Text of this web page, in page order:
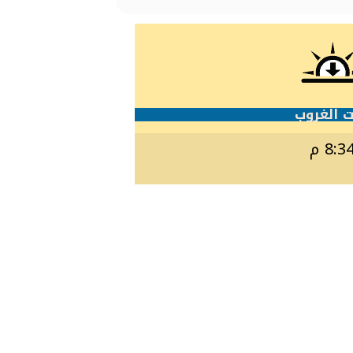
الغروب
م